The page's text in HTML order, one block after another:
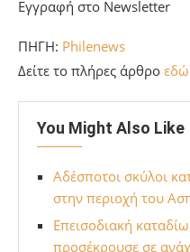
Εγγραφή στο Newsletter
ΠΗΓΗ: Philenews
Δείτε το πλήρες άρθρο εδώ
You Might Also Like
Αδέσποτοι σκύλοι
στην περιοχή του
Επεισοδιακή
προσέκρουσε σε